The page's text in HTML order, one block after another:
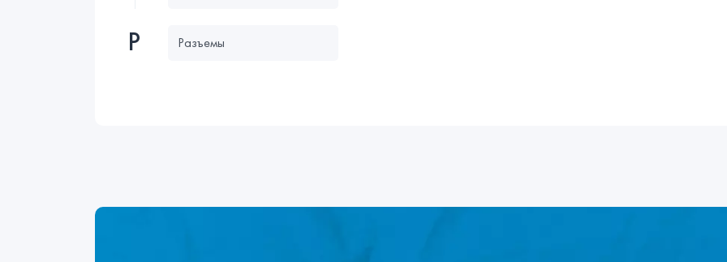
Р Разъемы